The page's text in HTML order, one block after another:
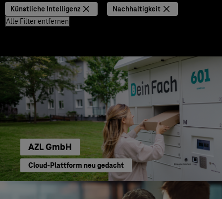
Künstliche Intelligenz
Nachhaltigkeit
Alle Filter entfernen
AZL GmbH
Cloud-Plattform neu gedacht